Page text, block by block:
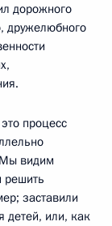
дорожного
дружелюбного
процесс
Мы видим
решить
заставили
детей, или, как